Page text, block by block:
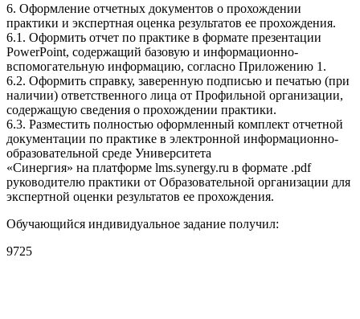
6. Оформление отчетных документов о прохождении
практики и экспертная оценка результатов ее прохождения.
6.1. Оформить отчет по практике в формате презентации
PowerPoint, содержащий базовую и информационно-
вспомогательную информацию, согласно Приложению 1.
6.2. Оформить справку, заверенную подписью и печатью (при
наличии) ответственного лица от Профильной организации,
содержащую сведения о прохождении практики.
6.3. Разместить полностью оформленный комплект отчетной
документации по практике в электронной информационно-
образовательной среде Университета
«Синергия» на платформе lms.synergy.ru в формате .pdf
руководителю практики от Образовательной организации для
экспертной оценки результатов ее прохождения.
Обучающийся индивидуальное задание получил:
9725